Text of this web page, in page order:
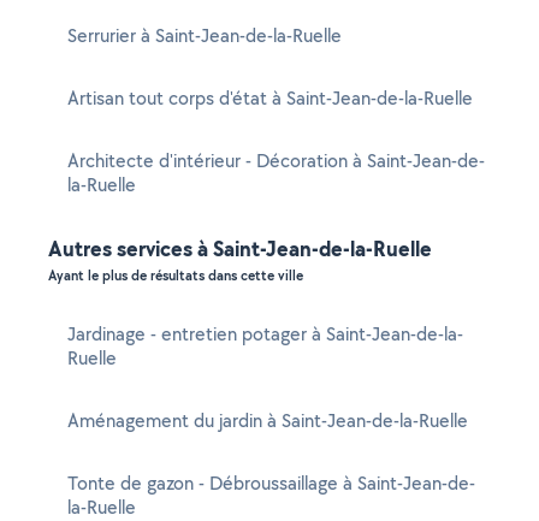
Serrurier à Saint-Jean-de-la-Ruelle
Artisan tout corps d'état à Saint-Jean-de-la-Ruelle
Architecte d'intérieur - Décoration à Saint-Jean-de-
la-Ruelle
Autres services à Saint-Jean-de-la-Ruelle
Ayant le plus de résultats dans cette ville
Jardinage - entretien potager à Saint-Jean-de-la-
Ruelle
Aménagement du jardin à Saint-Jean-de-la-Ruelle
Tonte de gazon - Débroussaillage à Saint-Jean-de-
la-Ruelle